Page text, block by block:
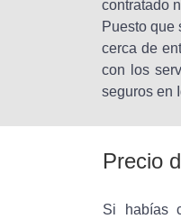
contratado
Puesto que
cerca de
con los
seguros en
Precio
Si habías